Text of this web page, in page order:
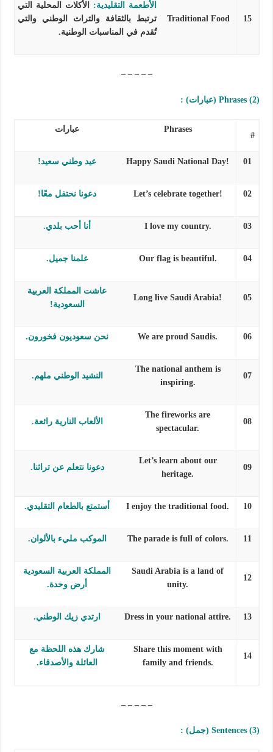
15
Traditional Food
الأطعمة التقليدية: الأكلات المحلية التي
ترتبط بالثقافة والتراث الوطني والتي
تُقدم في المناسبات الوطنية.
– – – – –
(2) Phrases (عبارات) :
#
Phrases عبارات
01
Happy Saudi National Day! عيد وطني سعيد!
02
Let’s celebrate together! دعونا نحتفل معًا!
03
I love my country. أنا أحب بلدي.
04
Our flag is beautiful. علمنا جميل.
05
Long live Saudi Arabia!
عاشت المملكة العربية
السعودية!
06
We are proud Saudis. نحن سعوديون فخورون.
07
The national anthem is
inspiring.
النشيد الوطني ملهم.
08
The fireworks are
spectacular.
الألعاب النارية رائعة.
09
Let’s learn about our
heritage.
دعونا نتعلم عن تراثنا.
10
I enjoy the traditional food. أستمتع بالطعام التقليدي.
11
The parade is full of colors. الموكب مليء بالألوان.
12
Saudi Arabia is a land of
unity.
المملكة العربية السعودية
أرض وحدة.
13
Dress in your national attire. ارتدي زيك الوطني.
14
Share this moment with
family and friends.
شارك هذه اللحظة مع
العائلة والأصدقاء.
– – – – –
(3) Sentences (جمل) :